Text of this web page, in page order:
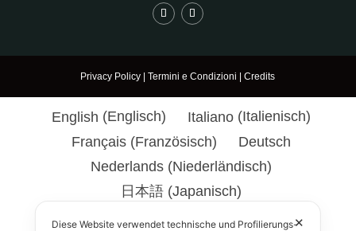
Privacy Policy |Termini e Condizioni |Credits
✕
Diese Website verwendet technische und Profilierungs-
English (Englisch) Italiano(Italienisch)
Français(Französisch)
Deutsch
Nederlands(Niederländisch)
日本語(Japanisch)